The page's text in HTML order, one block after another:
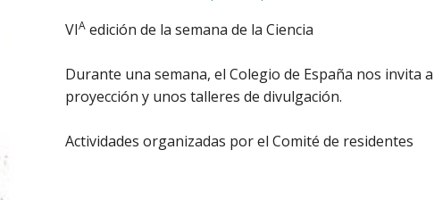
VIAedición de la semana de la Ciencia
Durante una semana, el Colegio de España nos invita
proyección y unos talleres de divulgación.
Actividades organizadas por el Comité de residentes